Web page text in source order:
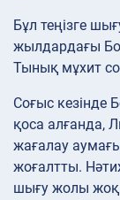
Бұл теңізге
жылдардағы
Тынық мұхит
Соғыс кезінде
қоса алғанда,
жағалау
жоғалтты.
шығу жолы жоқ